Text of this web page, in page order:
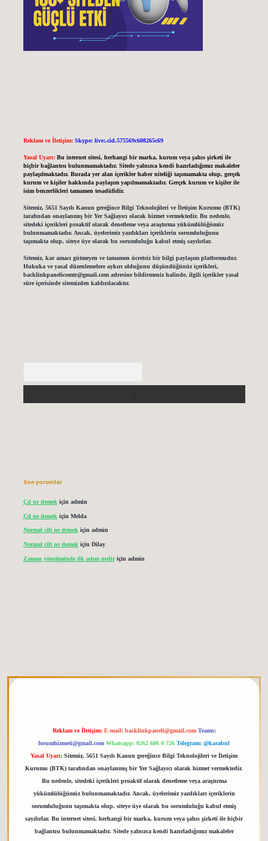
Reklam ve İletişim: Skype: live:.cid.575569c608265c69
Yasal Uyarı: Bu internet sitesi, herhangi bir marka, kurum veya şahıs şirketi ile
hiçbir bağlantısı bulunmamaktadır. Sitede yalnızca kendi hazırladığımız makaleler
paylaşılmaktadır. Burada yer alan içerikler haber niteliği taşımamakta olup, gerçek
kurum ve kişiler hakkında paylaşım yapılmamaktadır. Gerçek kurum ve kişiler ile
isim benzerlikleri tamamen tesadüfidir.
Sitemiz, 5651 Sayılı Kanun gereğince Bilgi Teknolojileri ve İletişim Kurumu (BTK)
tarafından onaylanmış bir Yer Sağlayıcı olarak hizmet vermektedir. Bu nedenle,
sitedeki içerikleri proaktif olarak denetleme veya araştırma yükümlülüğümüz
bulunmamaktadır. Ancak, üyelerimiz yazdıkları içeriklerin sorumluluğunu
taşımakta olup, siteye üye olarak bu sorumluluğu kabul etmiş sayılırlar.
Sitemiz, kar amacı gütmeyen ve tamamen ücretsiz bir bilgi paylaşım platformudur.
Hukuka ve yasal düzenlemelere aykırı olduğunu düşündüğünüz içerikleri,
backlinkpanelicomtr@gmail.comadresine bildirmeniz halinde, ilgili içerikler yasal
süre içerisinde sitemizden kaldırılacaktır.
Son yorumlar
Çıl ne demek için admin
Çıl ne demek için Melda
Normal cilt ne demekiçin admin
Normal cilt ne demek için Dilay
Zaman yönetiminde ilk adım nediriçin admin
Reklam ve İletişim: E-mail: backlinkpaneli@gmail.com Teams:
forumhizmeti@gmail.com Whatsapp: 0262 606 0 726 Telegram: @karabul
Yasal Uyarı: Sitemiz, 5651 Sayılı Kanun gereğince Bilgi Teknolojileri ve İletişim
Kurumu (BTK) tarafından onaylanmış bir Yer Sağlayıcı olarak hizmet vermektedir.
Bu nedenle, sitedeki içerikleri proaktif olarak denetleme veya araştırma
yükümlülüğümüz bulunmamaktadır. Ancak, üyelerimiz yazdıkları içeriklerin
sorumluluğunu taşımakta olup, siteye üye olarak bu sorumluluğu kabul etmiş
sayılırlar. Bu internet sitesi, herhangi bir marka, kurum veya şahıs şirketi ile hiçbir
bağlantısı bulunmamaktadır. Sitede yalnızca kendi hazırladığımız makaleler